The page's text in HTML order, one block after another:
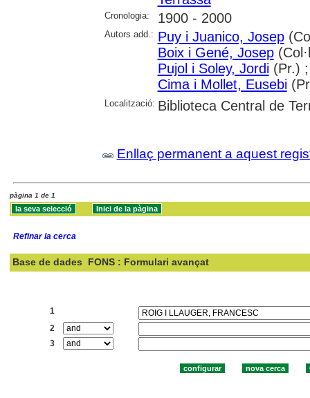
Cronologia: 1900 - 2000
Autors add.: Puy i Juanico, Josep
Boix i Gené, Josep
Pujol i Soley, Jordi(Pr.)
Cima i Mollet, Eusebi
Localització: Biblioteca Central de
Enllaç permanent a aquest
pàgina 1 de 1
Refinar la cerca
Base de dades FONS : Formulari avançat
1
2
3